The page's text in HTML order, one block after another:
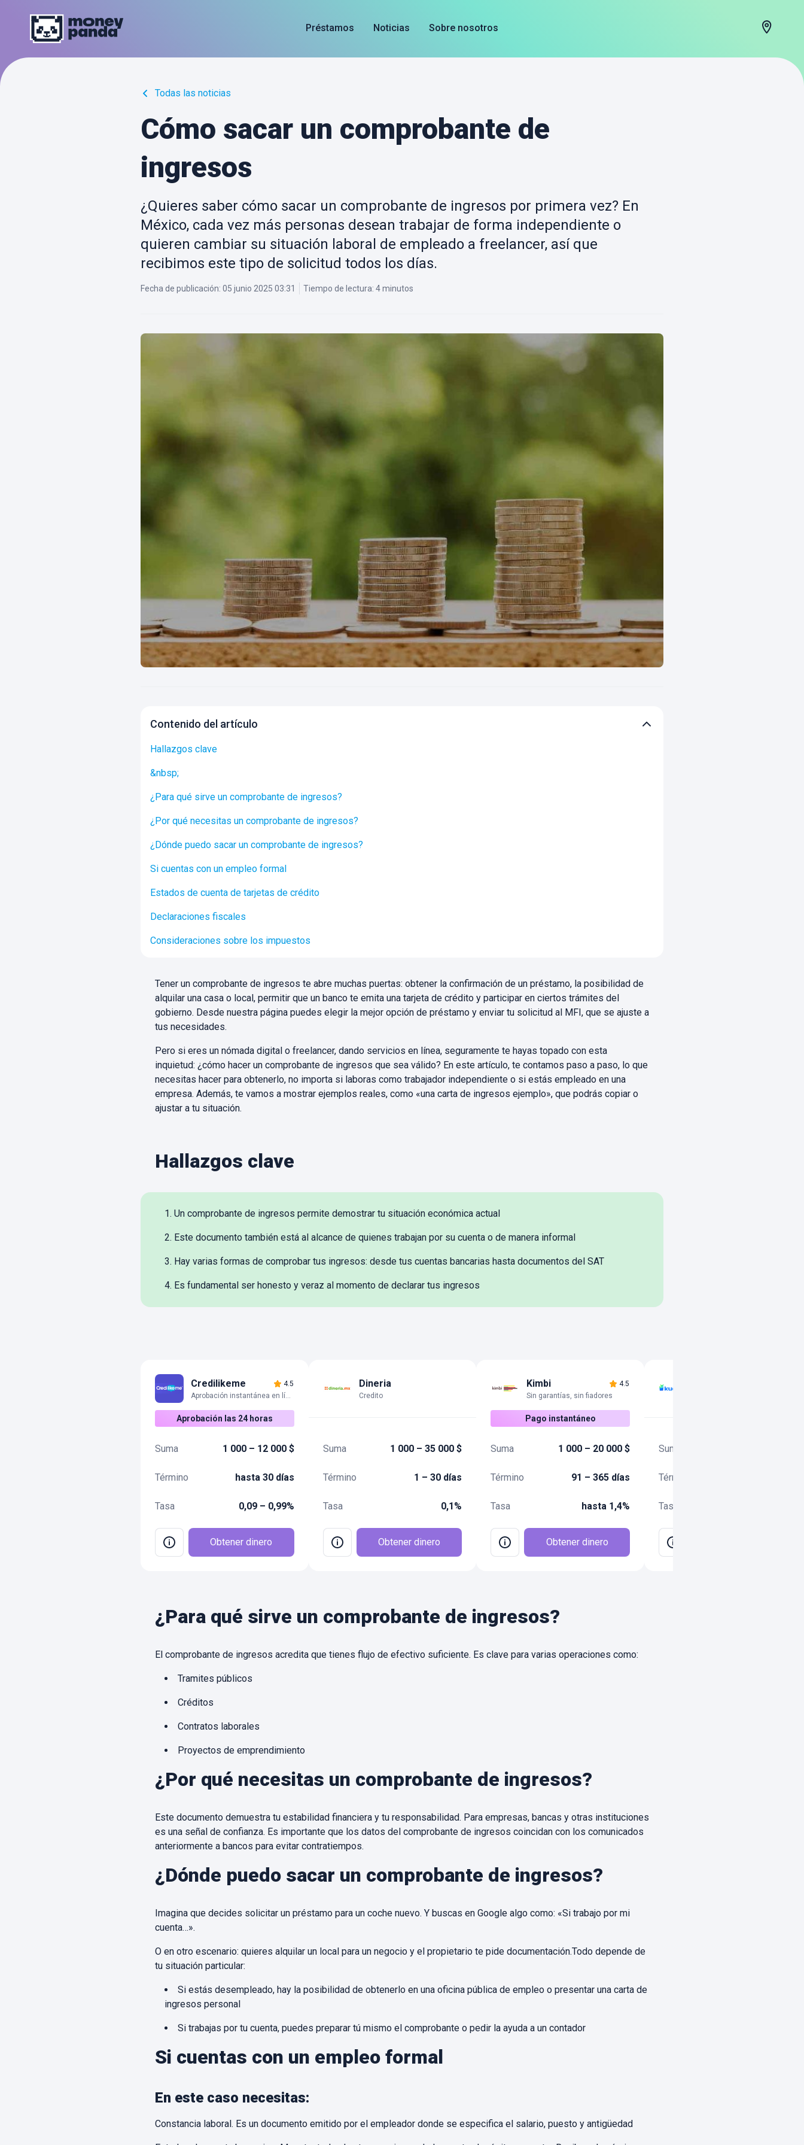
Préstamos Noticias Sobre nosotros
Todas las noticias
Cómo sacar un comprobante de
ingresos
¿Quieres saber cómo sacar un comprobante de ingresos por primera vez? En
México, cada vez más personas desean trabajar de forma independiente o
quieren cambiar su situación laboral de empleado a freelancer, así que
recibimos este tipo de solicitud todos los días.
Fecha de publicación: 05 junio 2025 03:31 Tiempo de lectura: 4 minutos
Contenido del artículo
Hallazgos clave
&nbsp;
¿Para qué sirve un comprobante de ingresos?
¿Por qué necesitas un comprobante de ingresos?
¿Dónde puedo sacar un comprobante de ingresos?
Si cuentas con un empleo formal
Estados de cuenta de tarjetas de crédito
Declaraciones fiscales
Consideraciones sobre los impuestos
Tener un comprobante de ingresos te abre muchas puertas: obtener la confirmación de un préstamo, la posibilidad de
alquilar una casa o local, permitir que un banco te emita una tarjeta de crédito y participar en ciertos trámites del
gobierno. Desde nuestra página puedes elegir la mejor opción de préstamo y enviar tu solicitud al MFI, que se ajuste a
tus necesidades.
Pero si eres un nómada digital o freelancer, dando servicios en línea, seguramente te hayas topado con esta
inquietud: ¿cómo hacer un comprobante de ingresos que sea válido? En este artículo, te contamos paso a paso, lo que
necesitas hacer para obtenerlo, no importa si laboras como trabajador independiente o si estás empleado en una
empresa. Además, te vamos a mostrar ejemplos reales, como «una carta de ingresos ejemplo», que podrás copiar o
ajustar a tu situación.
Hallazgos clave
Un comprobante de ingresos permite demostrar tu situación económica actual
Este documento también está al alcance de quienes trabajan por su cuenta o de manera informal
Hay varias formas de comprobar tus ingresos: desde tus cuentas bancarias hasta documentos del SAT
Es fundamental ser honesto y veraz al momento de declarar tus ingresos
Credilikeme
4.5
Aprobación instantánea en línea
Aprobación las 24 horas
Suma 1 000 – 12 000 $
Término hasta 30 días
Tasa 0,09 – 0,99%
Obtener dinero
Dineria
Credito
Suma 1 000 – 35 000 $
Término 1 – 30 días
Tasa 0,1%
Obtener dinero
Kimbi
4.5
Sin garantías, sin fiadores
Pago instantáneo
Suma 1 000 – 20 000 $
Término 91 – 365 días
Tasa hasta 1,4%
Obtener dinero
Suma
Término
Tasa
¿Para qué sirve un comprobante de ingresos?
El comprobante de ingresos acredita que tienes flujo de efectivo suficiente. Es clave para varias operaciones como:
Tramites públicos
Créditos
Contratos laborales
Proyectos de emprendimiento
¿Por qué necesitas un comprobante de ingresos?
Este documento demuestra tu estabilidad financiera y tu responsabilidad. Para empresas, bancas y otras instituciones
es una señal de confianza. Es importante que los datos del comprobante de ingresos coincidan con los comunicados
anteriormente a bancos para evitar contratiempos.
¿Dónde puedo sacar un comprobante de ingresos?
Imagina que decides solicitar un préstamo para un coche nuevo. Y buscas en Google algo como: «Si trabajo por mi
cuenta…».
O en otro escenario: quieres alquilar un local para un negocio y el propietario te pide documentación.Todo depende de
tu situación particular:
Si estás desempleado, hay la posibilidad de obtenerlo en una oficina pública de empleo o presentar una carta de
ingresos personal
Si trabajas por tu cuenta, puedes preparar tú mismo el comprobante o pedir la ayuda a un contador
Si cuentas con un empleo formal
En este caso necesitas:
Constancia laboral. Es un documento emitido por el empleador donde se especifica el salario, puesto y antigüedad